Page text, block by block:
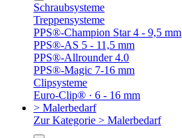
Schraubsysteme
Treppensysteme
PPS®-Champion Star 4 - 9,5 mm
PPS®-AS 5 - 11,5 mm
PPS®-Allrounder 4.0
PPS®-Magic 7-16 mm
Clipsysteme
Euro-Clip® · 6 - 16 mm
> Malerbedarf
Zur Kategorie > Malerbedarf